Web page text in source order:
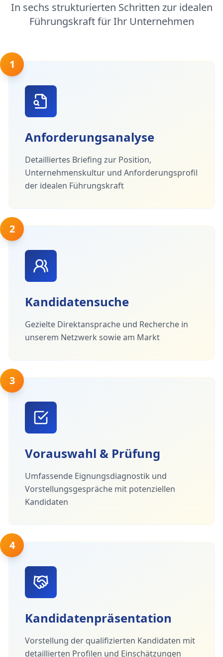
In sechs strukturierten Schritten zur idealen
Führungskraft für Ihr Unternehmen
1
Anforderungsanalyse
Detailliertes Briefing zur Position,
Unternehmenskultur und Anforderungsprofil
der idealen Führungskraft
2
Kandidatensuche
Gezielte Direktansprache und Recherche in
unserem Netzwerk sowie am Markt
3
Vorauswahl & Prüfung
Umfassende Eignungsdiagnostik und
Vorstellungsgespräche mit potenziellen
Kandidaten
4
Kandidatenpräsentation
Vorstellung der qualifizierten Kandidaten mit
detaillierten Profilen und Einschätzungen